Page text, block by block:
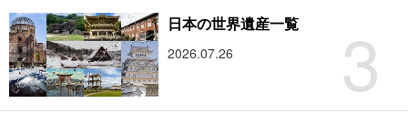
3
日本の世界遺産一覧
2026.07.26